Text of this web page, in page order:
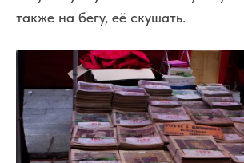
также на бегу, её скушать.